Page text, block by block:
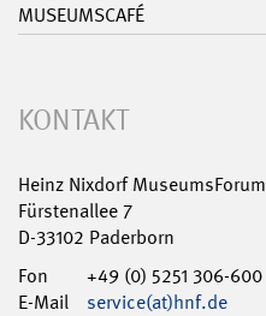
MUSEUMSCAFÉ
KONTAKT
Heinz Nixdorf MuseumsForum
Fürstenallee 7
D-33102 Paderborn
Fon
+49 (0) 5251 306-600
E-Mail
service(at)hnf.de